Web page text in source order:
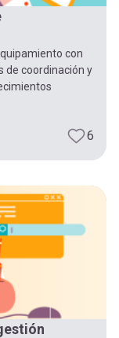
con
de coordinación y
6